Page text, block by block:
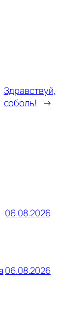
Здравствуй,
соболь! →
06.08.2026
06.08.2026